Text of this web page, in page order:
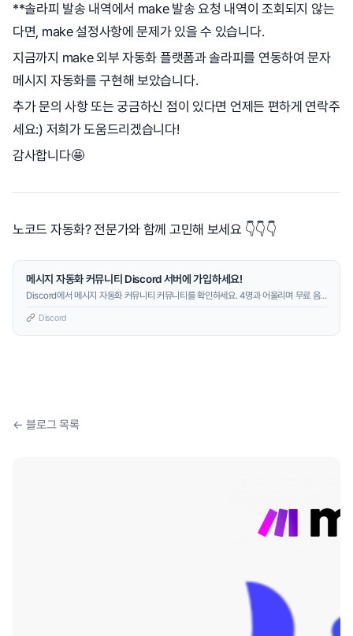
**솔라피 발송 내역에서 make 발송 요청 내역이 조회되지 않는
다면, make 설정사항에 문제가 있을 수 있습니다.
지금까지 make 외부 자동화 플랫폼과 솔라피를 연동하여 문자
메시지 자동화를 구현해 보았습니다.
추가 문의 사항 또는 궁금하신 점이 있다면 언제든 편하게 연락주
세요:) 저희가 도움드리겠습니다!
감사합니다🤩
노코드 자동화? 전문가와 함께 고민해 보세요 👇👇👇
메시지 자동화 커뮤니티 Discord 서버에 가입하세요!
Discord에서 메시지 자동화 커뮤니티 커뮤니티를 확인하세요. 4명과 어울리며 무료 음
Discord
← 블로그 목록